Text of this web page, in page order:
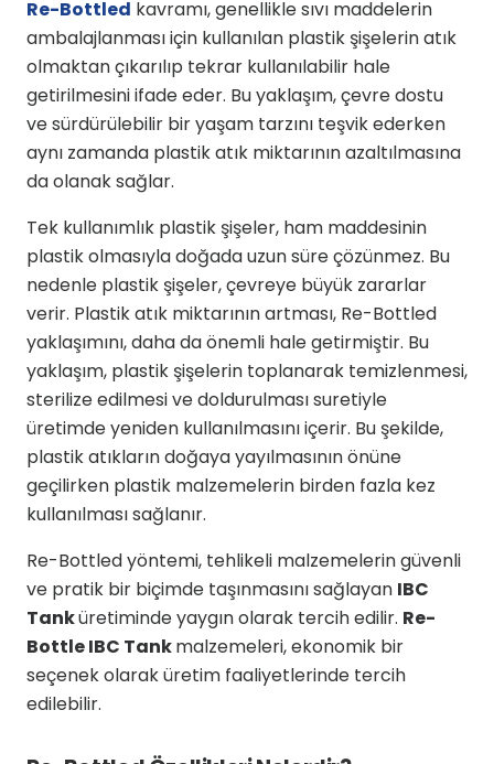
Re-Bottled kavramı, genellikle sıvı maddelerin
ambalajlanması için kullanılan plastik şişelerin atık
olmaktan çıkarılıp tekrar kullanılabilir hale
getirilmesini ifade eder. Bu yaklaşım, çevre dostu
ve sürdürülebilir bir yaşam tarzını teşvik ederken
aynı zamanda plastik atık miktarının azaltılmasına
da olanak sağlar.
Tek kullanımlık plastik şişeler, ham maddesinin
plastik olmasıyla doğada uzun süre çözünmez. Bu
nedenle plastik şişeler, çevreye büyük zararlar
verir. Plastik atık miktarının artması, Re-Bottled
yaklaşımını, daha da önemli hale getirmiştir. Bu
yaklaşım, plastik şişelerin toplanarak temizlenmesi,
sterilize edilmesi ve doldurulması suretiyle
üretimde yeniden kullanılmasını içerir. Bu şekilde,
plastik atıkların doğaya yayılmasının önüne
geçilirken plastik malzemelerin birden fazla kez
kullanılması sağlanır.
Re-Bottled yöntemi, tehlikeli malzemelerin güvenli
ve pratik bir biçimde taşınmasını sağlayan IBC
Tanküretiminde yaygın olarak tercih edilir. Re-
Bottle IBC Tankmalzemeleri, ekonomik bir
seçenek olarak üretim faaliyetlerinde tercih
edilebilir.